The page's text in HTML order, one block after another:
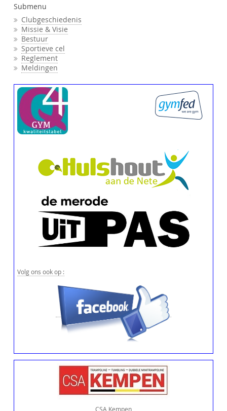
Submenu
Clubgeschiedenis
Missie & Visie
Bestuur
Sportieve cel
Reglement
Meldingen
Volg ons ook op :
CSA Kempen